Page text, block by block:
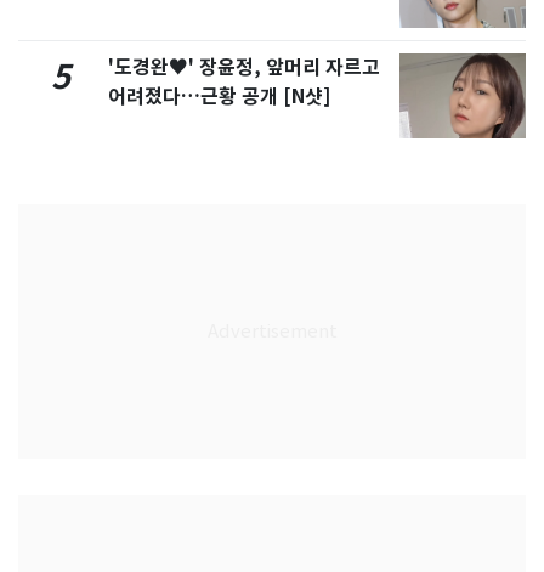
5
'도경완♥' 장윤정, 앞머리 자르고
어려졌다…근황 공개 [N샷]